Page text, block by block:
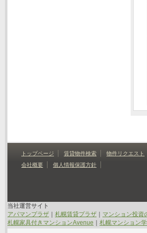
トップページ 賃貸物件検索 物件リクエスト
会社概要
個人情報保護方針
当社運営サイト
アパマンプラザ
札幌賃貸プラザ マンション投資
札幌家具付きマンションAvenue
札幌マンション